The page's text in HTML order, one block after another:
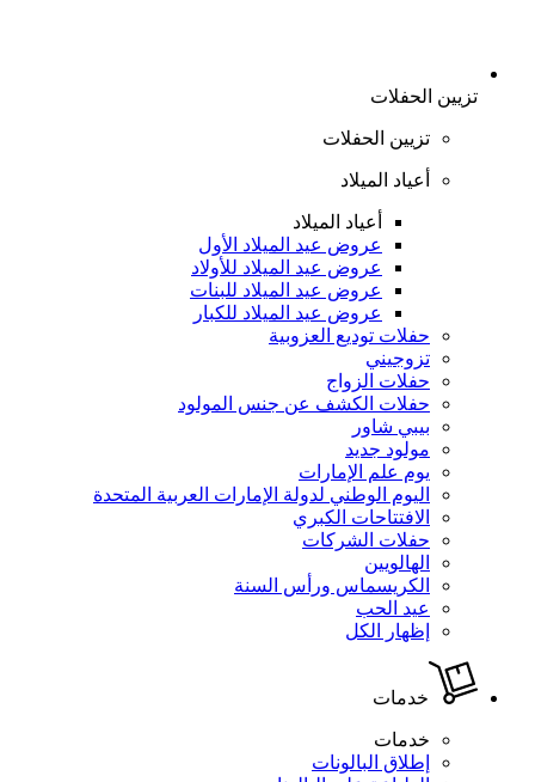
تزيين الحفلات
تزيين الحفلات
أعياد الميلاد
أعياد الميلاد
عروض عيد الميلاد الأول
عروض عيد الميلاد للأولاد
عروض عيد الميلاد للبنات
عروض عيد الميلاد للكبار
حفلات توديع العزوبية
تزوجيني
حفلات الزواج
حفلات الكشف عن جنس المولود
بيبي شاور
مولود جديد
يوم علم الإمارات
اليوم الوطني لدولة الإمارات العربية المتحدة
الافتتاحات الكبري
حفلات الشركات
الهالويين
الكريسماس ورأس السنة
عيد الحب
إظهار الكل
خدمات
خدمات
إطلاق البالونات